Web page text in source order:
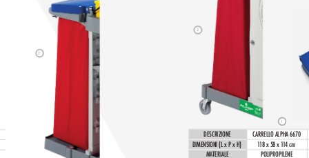
2
DESCRIZIONE CARRELLO ALPHA 6670
DIMENSIONI (L x P x H)
118 x 58 x 114 cm
MATERIALE
POLIPROPILENE
2